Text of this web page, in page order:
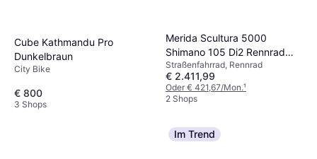
Cube Kathmandu Pro
Dunkelbraun
City Bike
€ 800
3 Shops
Merida Scultura 5000
Shimano 105 Di2 Rennrad
Perlschwarz Unisex,
Herrenfahrrad, Damenfahrrad
Straßenfahrrad, Rennrad
€ 2.411,99
Oder € 421,67/Mon.¹
2 Shops
Im Trend